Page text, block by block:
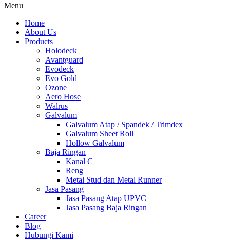
Menu
Home
About Us
Products
Holodeck
Avantguard
Evodeck
Evo Gold
Ozone
Aero Hose
Walrus
Galvalum
Galvalum Atap / Spandek / Trimdex
Galvalum Sheet Roll
Hollow Galvalum
Baja Ringan
Kanal C
Reng
Metal Stud dan Metal Runner
Jasa Pasang
Jasa Pasang Atap UPVC
Jasa Pasang Baja Ringan
Career
Blog
Hubungi Kami